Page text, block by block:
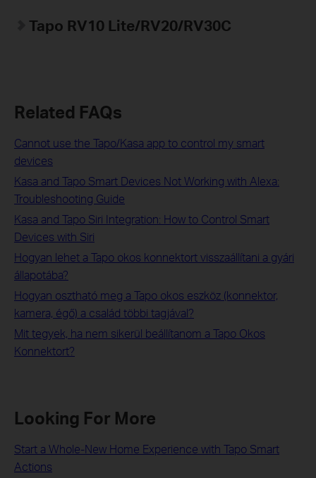
Tapo RV10 Lite/RV20/RV30C
Related FAQs
Cannot use the Tapo/Kasa app to control my smart
devices
Kasa and Tapo Smart Devices Not Working with Alexa:
Troubleshooting Guide
Kasa and Tapo Siri Integration: How to Control Smart
Devices with Siri
Hogyan lehet a Tapo okos konnektort visszaállítani a gyári
állapotába?
Hogyan osztható meg a Tapo okos eszköz (konnektor,
kamera, égő) a család többi tagjával?
Mit tegyek, ha nem sikerül beállítanom a Tapo Okos
Konnektort?
Looking For More
Start a Whole-New Home Experience with Tapo Smart
Actions